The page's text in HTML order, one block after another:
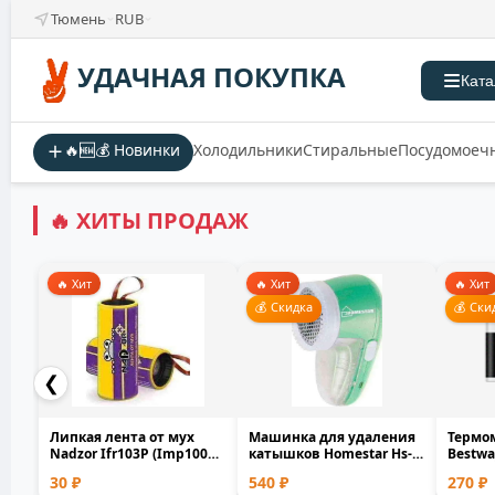
Тюмень RUB
УДАЧНАЯ ПОКУПКА
🔥🆕💰 Новинки ХолодильникиСтиральные
🔥 ХИТЫ ПРОДАЖ
❮
🔥 Хит
Липкая лента от мух
Nadzor Ifr103P (Imp100P)
30 ₽
🔥 Хит
💰 Скидка
Машинка для удаления
катышков Homestar Hs-
540 ₽
🔥 Хит
💰
270 ₽